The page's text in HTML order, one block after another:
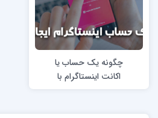
چگونه یک حساب یا
اکانت اینستاگرام با
موبایل (تلفن همراه) و